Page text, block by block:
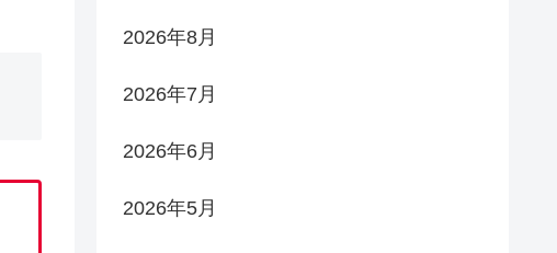
2026年8月
2026年7月
2026年6月
2026年5月